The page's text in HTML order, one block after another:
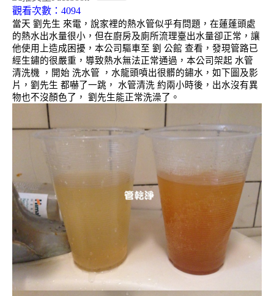
觀看次數：4094
當天 劉先生 來電，說家裡的熱水管似乎有問題，在蓮蓬頭處
的熱水出水量很小，但在廚房及廁所流理臺出水量卻正常，讓
他使用上造成困擾，本公司驅車至 劉 公館 查看，發現管路已
經生鏽的很嚴重，導致熱水無法正常通過，本公司架起 水管
清洗機 ，開始 洗水管 ，水龍頭噴出很髒的鏽水，如下圖及影
片，劉先生 都嚇了一跳， 水管清洗 約兩小時後，出水沒有異
物也不沒顏色了， 劉先生能正常洗澡了。